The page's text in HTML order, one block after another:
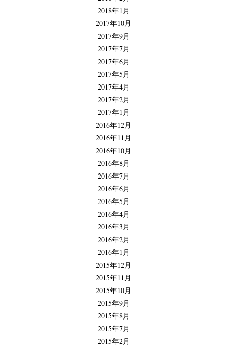
2018年1月
2017年10月
2017年9月
2017年7月
2017年6月
2017年5月
2017年4月
2017年2月
2017年1月
2016年12月
2016年11月
2016年10月
2016年8月
2016年7月
2016年6月
2016年5月
2016年4月
2016年3月
2016年2月
2016年1月
2015年12月
2015年11月
2015年10月
2015年9月
2015年8月
2015年7月
2015年2月